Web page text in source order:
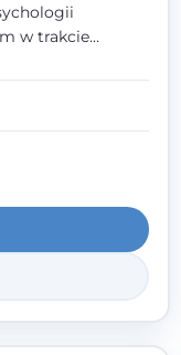
w trakcie
status członka
oraz
budowanie
i zrozumienia w
dla nie jest